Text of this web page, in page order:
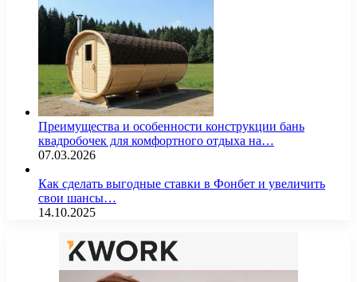
Преимущества и особенности конструкции бань
квадробочек для комфортного отдыха на…
07.03.2026
Как сделать выгодные ставки в Фонбет и увеличить
свои шансы…
14.10.2025